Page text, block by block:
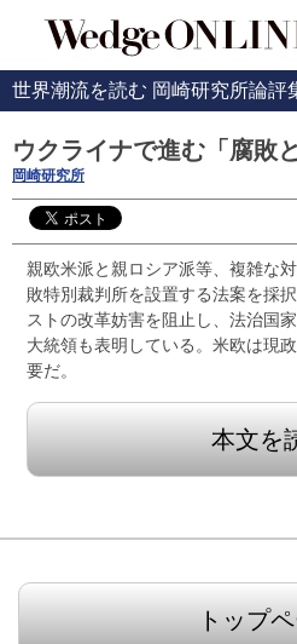
世界潮流を読む 岡崎研究所論評
ウクライナで進む「腐敗
岡崎研究所
親欧米派と親ロシア派等、複雑な
敗特別裁判所を設置する法案を採
ストの改革妨害を阻止し、法治国
大統領も表明している。米欧は現
要だ。
本文を
トップ